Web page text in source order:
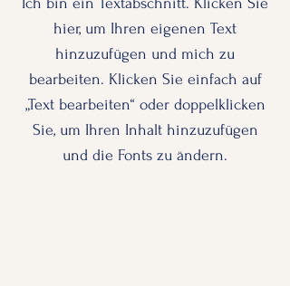
hier, um Ihren eigenen Text
hinzuzufügen und mich zu
bearbeiten. Klicken Sie einfach auf
„Text bearbeiten“ oder doppelklicken
Sie, um Ihren Inhalt hinzuzufügen
und die Fonts zu ändern.